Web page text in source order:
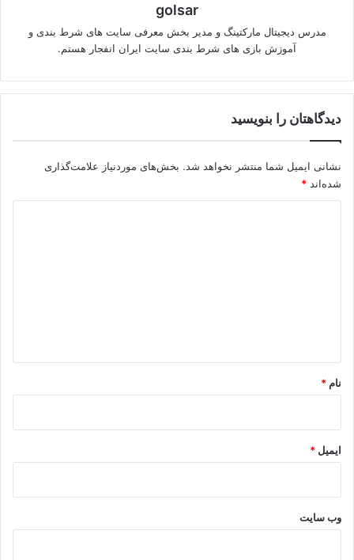
golsar
مدرس دیجیتال مارکتینگ و مدیر بخش معرفی سایت های شرط بندی و
آموزش بازی های شرط بندی سایت ایران انفجار هستم.
دیدگاهتان را بنویسید
نشانی ایمیل شما منتشر نخواهد شد. بخش‌های موردنیاز علامت‌گذاری
شده‌اند *
نام *
ایمیل *
وب‌ سایت